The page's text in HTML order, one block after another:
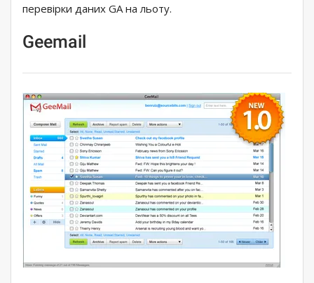
перевірки даних GA на льоту.
Geemail